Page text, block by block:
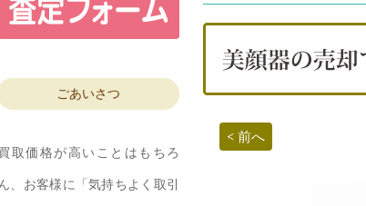
< 前へ
ごあいさつ
取価格が高いことはもちろ
ん、お客様に「気持ちよく取引